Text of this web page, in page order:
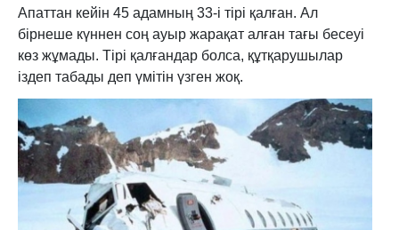
Апаттан кейін 45 адамның 33-і тірі қалған. Ал
бірнеше күннен соң ауыр жарақат алған тағы бесеуі
көз жұмады. Тірі қалғандар болса, құтқарушылар
іздеп табады деп үмітін үзген жоқ.